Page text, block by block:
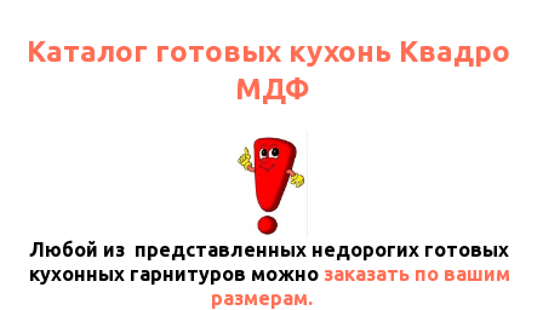
Каталог готовых кухонь Квадро
МДФ
Любой из  представленных недорогих готовых
кухонных гарнитуров можно заказать по вашим
размерам.